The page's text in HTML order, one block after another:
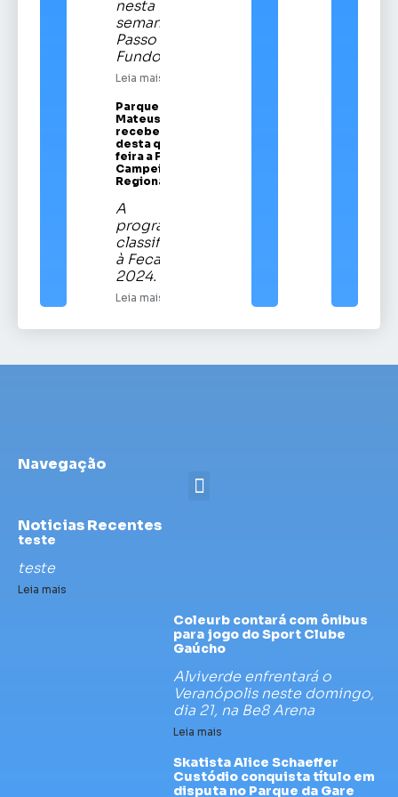
nesta
semana em
Passo
Fundo
Leia mais
Parque Vítor
Mateus Teixeira
recebe a partir
desta quinta-
feira a Festa
Campeira
Regional
A
programação
classificatória
à Fecars
2024.
Leia mais
Navegação
Noticias Recentes
teste
teste
Leia mais
Coleurb contará com ônibus
para jogo do Sport Clube
Gaúcho
Alviverde enfrentará o
Veranópolis neste domingo,
dia 21, na Be8 Arena
Leia mais
Skatista Alice Schaeffer
Custódio conquista título em
disputa no Parque da Gare